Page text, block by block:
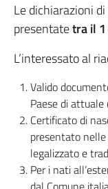
Le dichiarazioni
presentatetra il
L’interessato al
Valido
Paese di
Certificato di
presentato
legalizzato e
Per i nati